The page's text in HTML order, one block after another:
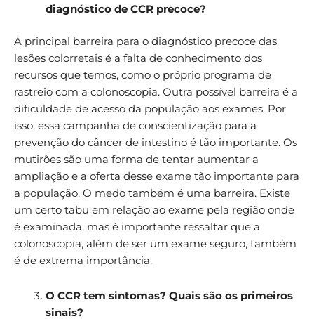
diagnóstico de CCR precoce?
A principal barreira para o diagnóstico precoce das
lesões colorretais é a falta de conhecimento dos
recursos que temos, como o próprio programa de
rastreio com a colonoscopia. Outra possível barreira é a
dificuldade de acesso da população aos exames. Por
isso, essa campanha de conscientização para a
prevenção do câncer de intestino é tão importante. Os
mutirões são uma forma de tentar aumentar a
ampliação e a oferta desse exame tão importante para
a população. O medo também é uma barreira. Existe
um certo tabu em relação ao exame pela região onde
é examinada, mas é importante ressaltar que a
colonoscopia, além de ser um exame seguro, também
é de extrema importância.
O CCR tem sintomas? Quais são os primeiros
sinais?